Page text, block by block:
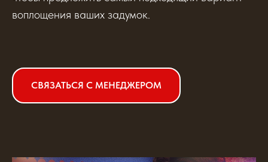
воплощения ваших задумок.
СВЯЗАТЬСЯ С МЕНЕДЖЕРОМ